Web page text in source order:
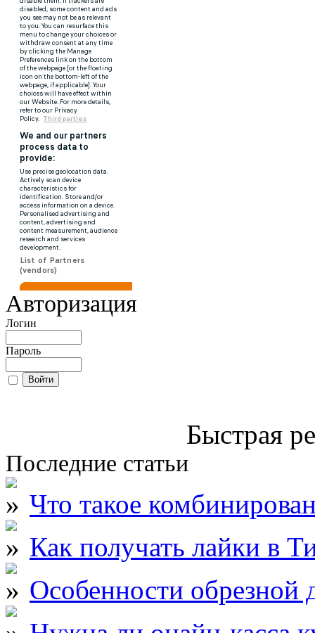
Авторизация
Логин
Пароль
Быстрая
Последние статьи
Что такое
Как получать лайки в
Особенности обрезной